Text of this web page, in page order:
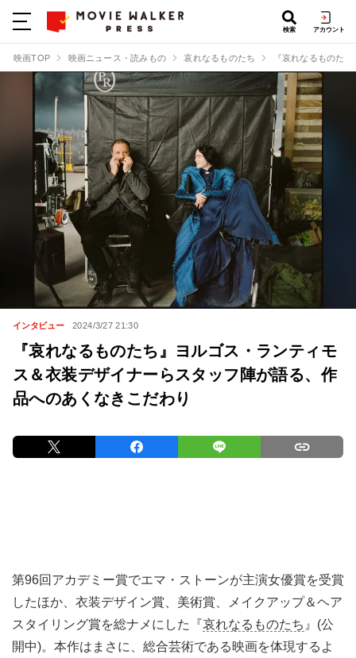
検索 アカウント
映画TOP 映画ニュース・読みもの 哀れなるものたち 『哀れなるものた
インタビュー 2024/3/27 21:30
『哀れなるものたち』ヨルゴス・ランティモ
ス＆衣装デザイナーらスタッフ陣が語る、作
品へのあくなきこだわり
第96回アカデミー賞でエマ・ストーンが主演女優賞を受賞
したほか、衣装デザイン賞、美術賞、メイクアップ＆ヘア
スタイリング賞を総ナメにした『哀れなるものたち 』(公
開中)。本作はまさに、総合芸術である映画を体現するよ